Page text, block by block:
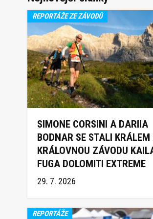
REPORTÁŽE ZE ZÁVODŮ
SIMONE CORSINI A DARIIA
BODNAR SE STALI KRÁLEM
KRÁLOVNOU ZÁVODU
FUGA DOLOMITI EXTREME
TRAIL 2026
29. 7. 2026
REPORTÁŽE